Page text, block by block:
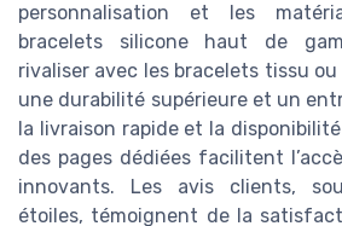
personnalisation et les
bracelets silicone haut de
rivaliser avec les bracelets tissu
une durabilité supérieure et un
la livraison rapide et la
des pages dédiées facilitent
innovants. Les avis clients,
étoiles, témoignent de la